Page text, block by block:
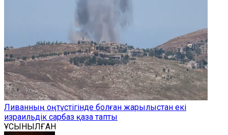
Ливанның оңтүстігінде болған жарылыстан екі
израильдік сарбаз қаза тапты
ҰСЫНЫЛҒАН